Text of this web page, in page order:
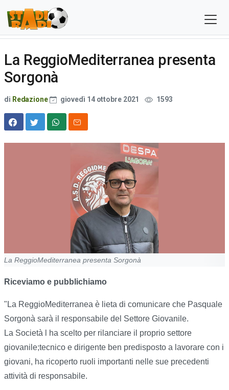
La ReggioMediterranea presenta
Sorgonà
di Redazione giovedì 14 ottobre 2021 1593
La ReggioMediterranea presenta Sorgonà
Riceviamo e pubblichiamo
"La ReggioMediterranea è lieta di comunicare che Pasquale
Sorgonà sarà il responsabile del Settore Giovanile.
La Società l ha scelto per rilanciare il proprio settore
giovanile;tecnico e dirigente ben predisposto a lavorare con i
giovani, ha ricoperto ruoli importanti nelle sue precedenti
attività di responsabile.